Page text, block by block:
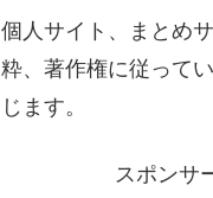
個人サイト、まとめ
粋、著作権に従って
じます。
スポンサ